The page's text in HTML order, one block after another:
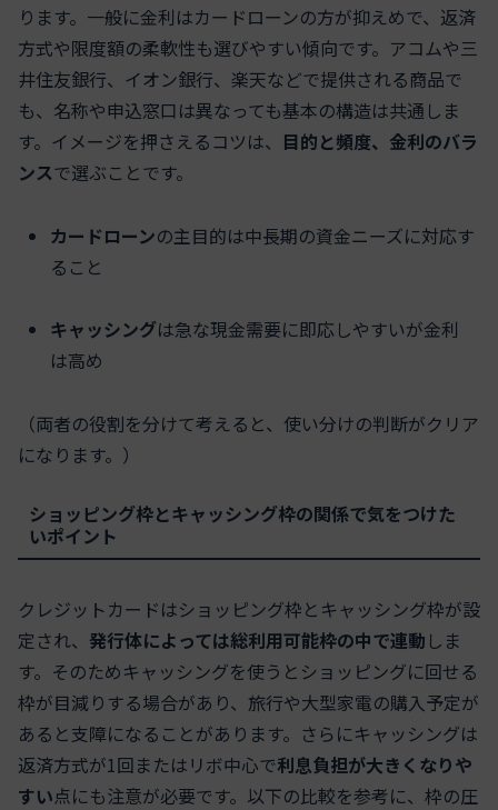
ります。一般に金利はカードローンの方が抑えめで、返済
方式や限度額の柔軟性も選びやすい傾向です。アコムや三
井住友銀行、イオン銀行、楽天などで提供される商品で
も、名称や申込窓口は異なっても基本の構造は共通しま
す。イメージを押さえるコツは、 目的と頻度、金利のバラ
ンスで選ぶことです。
カードローンの主目的は中長期の資金ニーズに対応す
ること
キャッシングは急な現金需要に即応しやすいが金利
は高め
（両者の役割を分けて考えると、使い分けの判断がクリア
になります。）
ショッピング枠とキャッシング枠の関係で気をつけた
いポイント
クレジットカードはショッピング枠とキャッシング枠が設
定され、 発行体によっては総利用可能枠の中で連動 しま
す。そのためキャッシングを使うとショッピングに回せる
枠が目減りする場合があり、旅行や大型家電の購入予定が
あると支障になることがあります。さらにキャッシングは
返済方式が1回またはリボ中心で利息負担が大きくなりや
すい点にも注意が必要です。以下の比較を参考に、枠の圧